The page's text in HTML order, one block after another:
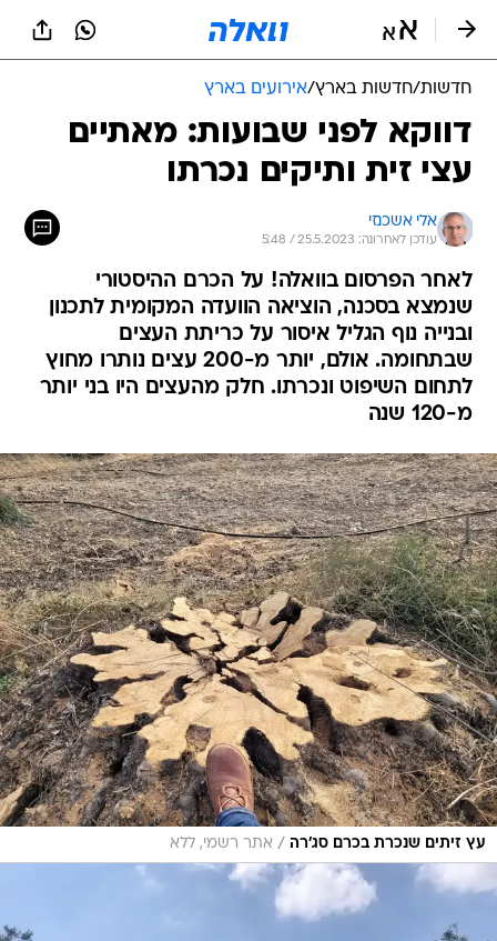
חדשות/חדשות בארץ/אירועים בארץ
דווקא לפני שבועות: מאתיים
עצי זית ותיקים נכרתו
אלי אשכנזי
עודכן לאחרונה: 25.5.2023 / 5:48
לאחר הפרסום בוואלה! על הכרם ההיסטורי
שנמצא בסכנה, הוציאה הוועדה המקומית לתכנון
ובנייה נוף הגליל איסור על כריתת העצים
שבתחומה. אולם, יותר מ-200 עצים נותרו מחוץ
לתחום השיפוט ונכרתו. חלק מהעצים היו בני יותר
מ-120 שנה
עץ זיתים שנכרת בכרם סג'רה / אתר רשמי, ללא